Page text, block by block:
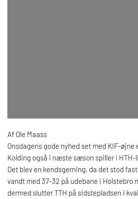
Af Ole Maass
Onsdagens gode nyhed set med KIF-
Kolding også i næste sæson spiller i HTH-
Det blev en kendsgerning, da det stod
vandt med 37-32 på udebane i Holstebro
dermed slutter TTH på sidstepladsen i